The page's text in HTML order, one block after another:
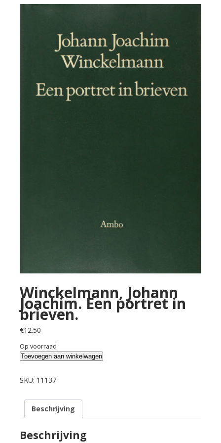
Winckelmann, Johann
Joachim. Een portret in
brieven.
€12.50
Op voorraad
Winckelmann,
Joachim.
portret
brieven.
aantal
Toevoegen aan winkelwagen
SKU: 11137
Beschrijving
Beschrijving